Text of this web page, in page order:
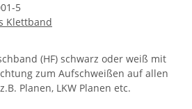
5
Klettband
(HF) schwarz oder weiß mit
zum Aufschweißen auf allen
Planen, LKW Planen etc.